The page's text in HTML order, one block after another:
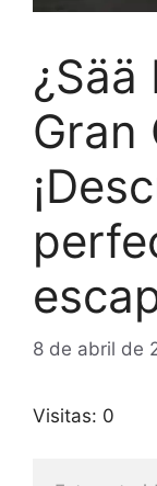
¿Sää
Gran
8 de abril de
Visitas: 0